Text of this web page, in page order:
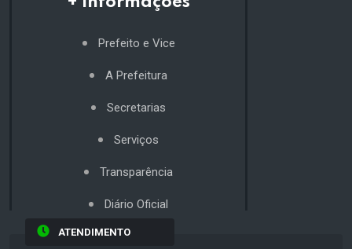
Prefeito e Vice
A Prefeitura
Secretarias
Serviços
Transparência
Diário Oficial
ATENDIMENTO